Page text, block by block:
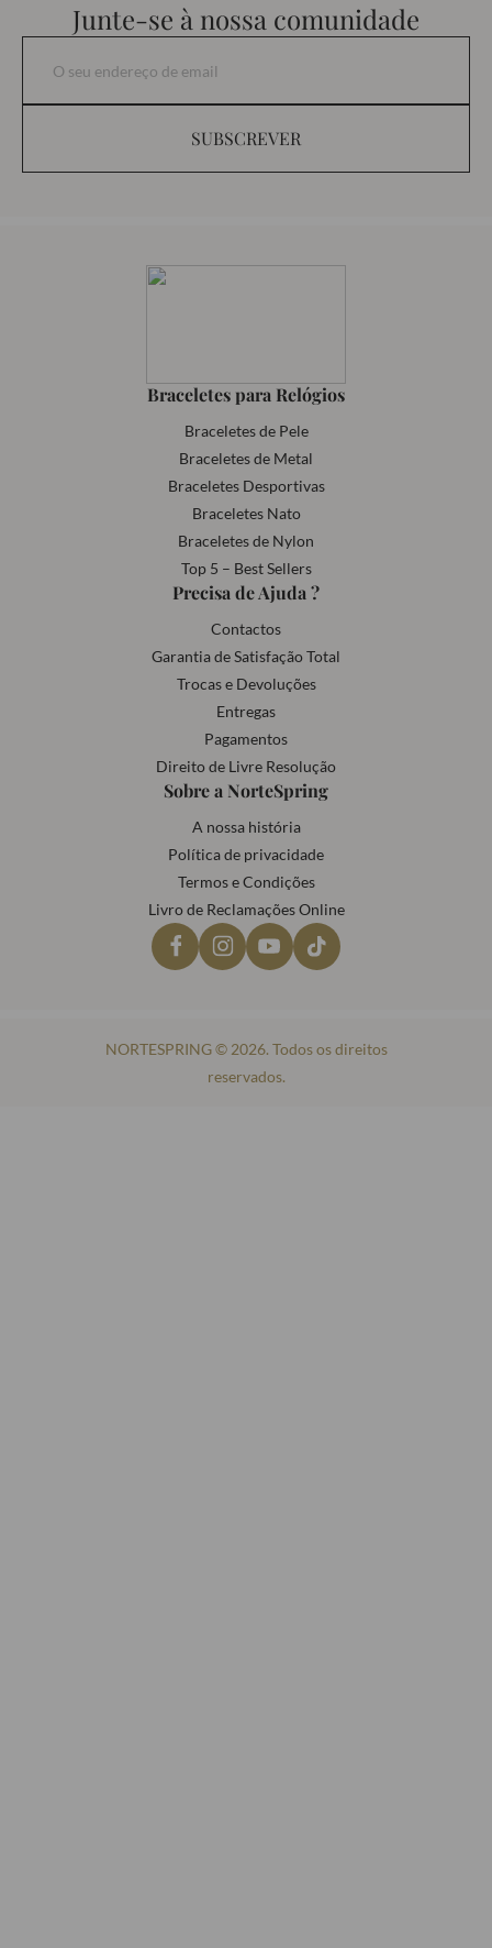
Junte-se à nossa comunidade
SUBSCREVER
Braceletes para Relógios
Braceletes de Pele
Braceletes de Metal
Braceletes Desportivas
Braceletes Nato
Braceletes de Nylon
Top 5 – Best Sellers
Precisa de Ajuda ?
Contactos
Garantia de Satisfação Total
Trocas e Devoluções
Entregas
Pagamentos
Direito de Livre Resolução
Sobre a NorteSpring
A nossa história
Política de privacidade
Termos e Condições
Livro de Reclamações Online
NORTESPRING © 2026. Todos os direitos
reservados.